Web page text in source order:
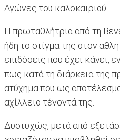
Αγώνες του καλοκαιριού.
Η πρωταθλήτρια από τη
ήδη το στίγμα της στον
επιδόσεις που έχει κάνει,
πως κατά τη διάρκεια της
ατύχημα που ως
αχίλλειο τένοντά της.
Δυστυχώς, μετά από